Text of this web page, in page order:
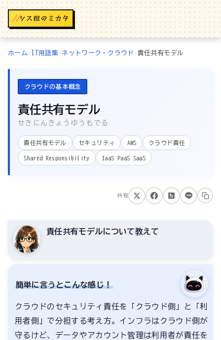
//
ホーム › IT用語集› ネットワーク・クラウド ›責任共有モデル
クラウドの基本概念
責任共有モデル
せきにんきょうゆうもでる
責任共有モデル セキュリティ AWS クラウド責任
Shared Responsibility IaaS PaaS SaaS
共有
責任共有モデルについて教えて
簡単に言うとこんな感じ！
クラウドのセキュリティ責任を「クラウド側」と「利
用者側」で分担する考え方。インフラはクラウド側が
守るけど、データやアカウント管理は利用者が責任を